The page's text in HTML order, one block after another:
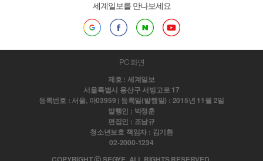
세계일보를 만나보세요
PC 화면
제호 : 세계일보
서울특별시 용산구 서빙고로 17
등록번호 : 서울, 아03959 | 등록일(발행일) : 2015년 11월 2일
발행인 : 박정훈
편집인 : 조남규
청소년보호 책임자 : 김기환
02-2000-1234